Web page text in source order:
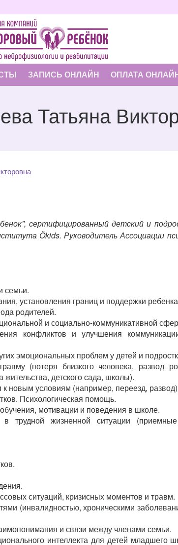
ЗАПИСЬ ОНЛАЙН ОПЛАТА
Татьяна
сертифицированный детский и
Ökids. Руководитель Ассоциации
семьи.
установления границ и поддержки
родителей.
и социально-коммуникативной
конфликтов и улучшения
эмоциональных проблем у детей и
(потеря близкого человека, развод
детского сада, школы).
новым условиям (например, переезд,
Психологическая помощь.
мотивации и поведения в школе.
трудной жизненной ситуации
ситуаций, кризисных моментов и травм.
(инвалидностью, хроническими
и связи между членами семьи.
интеллекта для детей младшего